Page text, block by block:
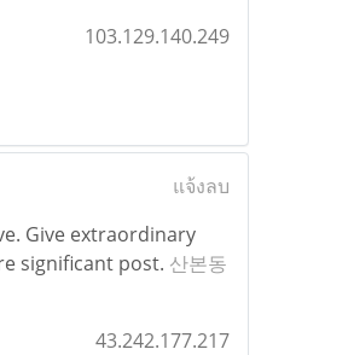
103.129.140.249
แจ้งลบ
Give extraordinary
significant post. 산본동
43.242.177.217